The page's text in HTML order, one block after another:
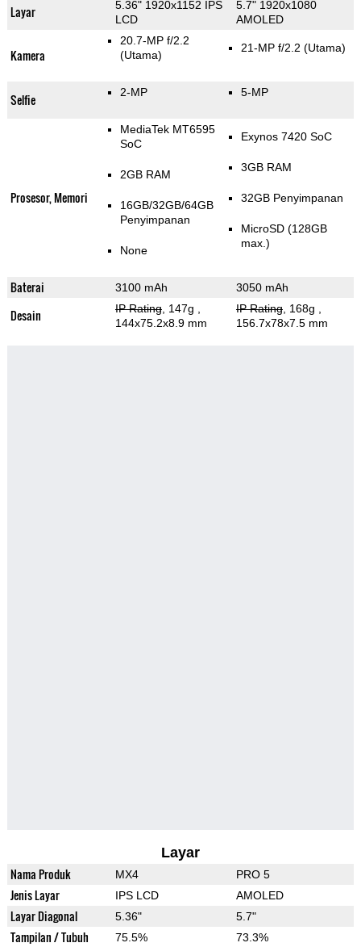
Layar
5.36" 1920x1152 IPS
LCD
5.7" 1920x1080
AMOLED
Kamera
20.7-MP f/2.2
(Utama)
21-MP f/2.2 (Utama)
Selfie 2-MP 5-MP
Prosesor, Memori
MediaTek MT6595
SoC
2GB RAM
16GB/32GB/64GB
Penyimpanan
None
Exynos 7420 SoC
3GB RAM
32GB Penyimpanan
MicroSD (128GB
max.)
Baterai 3100 mAh 3050 mAh
Desain IP Rating, 147g
144x75.2x8.9 mm
IP Rating, 168g
156.7x78x7.5 mm
Layar
Nama Produk MX4 PRO 5
Jenis Layar IPS LCD AMOLED
Layar Diagonal 5.36" 5.7"
Tampilan / Tubuh 75.5% 73.3%